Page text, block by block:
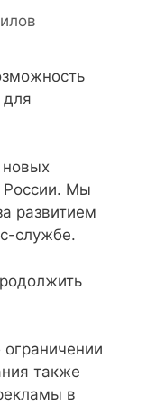
для
России. Мы
развитием
службе.
также
в